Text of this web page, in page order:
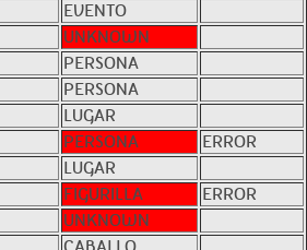
EVENTO
UNKNOWN
PERSONA
PERSONA
LUGAR
PERSONA
ERROR
LUGAR
FIGURILLA
ERROR
UNKNOWN